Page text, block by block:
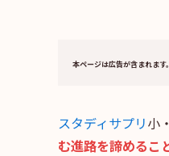
本ページは広告が含まれます
スタディサプリ小
む進路を諦めるこ